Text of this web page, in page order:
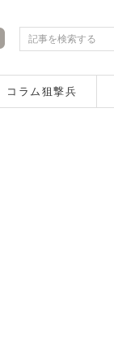
コラム狙撃兵